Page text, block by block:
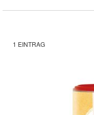
1 EINTRAG